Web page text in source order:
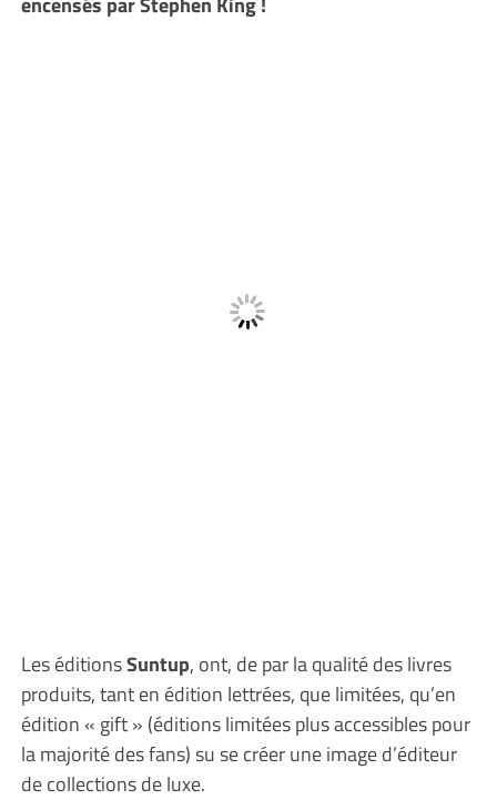
Les éditionsSuntup, ont, de par la qualité des livres
produits, tant en édition lettrées, que limitées, qu’en
édition « gift » (éditions limitées plus accessibles pour
la majorité des fans) su se créer une image d’éditeur
de collections de luxe.